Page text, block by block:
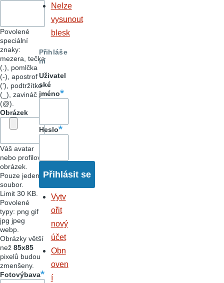
Povolené
speciální
znaky:
mezera, tečka
(.), pomlčka
(-), apostrof
('), podtržítko
(_), zavináč
(@).
Obrázek
Váš avatar
nebo profilový
obrázek.
Pouze jeden
soubor.
Limit 30 KB.
Povolené
typy: png gif
jpg jpeg
webp.
Obrázky větší
než 85x85
pixelů budou
zmenšeny.
Fotovýbava
Nelze
vysunout
blesk
Přihláše
ní
Uživatel
ské
jméno
Heslo
Vytv
ořit
nový
účet
Obn
oven
í